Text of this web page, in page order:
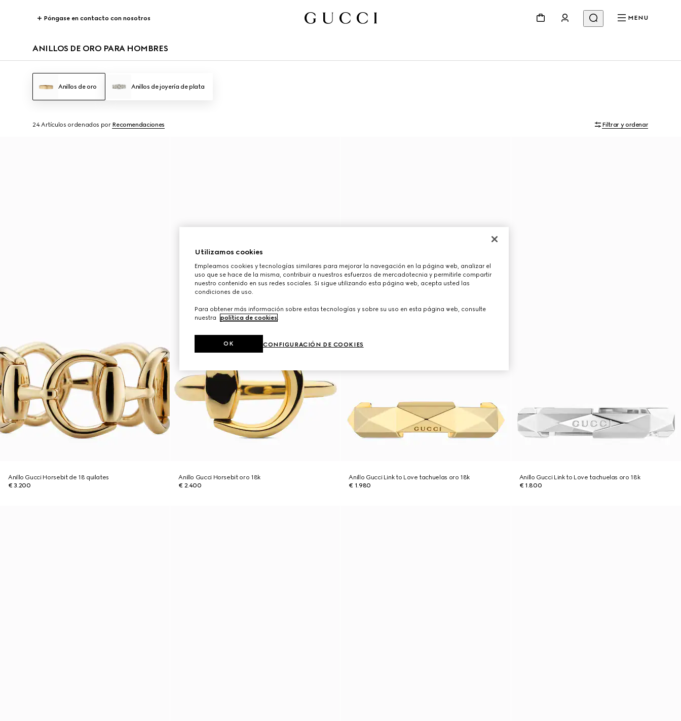
Póngase en contacto con nosotros MENU
ANILLOS DE ORO PARA HOMBRES
Anillos de oro Anillos de joyería de plata
24 Artículos ordenados por Recomendaciones Filtrar y ordenar
Anillo Gucci Horsebit de 18 quilates
€ 3.200
Anillo Gucci Horsebit oro 18k
€ 2.400
Anillo Gucci Link to Love tachuelas oro 18k
€ 1.980
Anillo Gucci Link to Love tachuelas oro 18k
€ 1.800
Utilizamos cookies
Empleamos cookies y tecnologías similares para mejorar la navegación en la página web, analizar el
uso que se hace de la misma, contribuir a nuestros esfuerzos de mercadotecnia y permitirle compartir
nuestro contenido en sus redes sociales. Si sigue utilizando esta página web, acepta usted las
condiciones de uso.
Para obtener más información sobre estas tecnologías y sobre su uso en esta página web, consulte
nuestra
política de cookies.
CONFIGURACIÓN DE COOKIES
OK